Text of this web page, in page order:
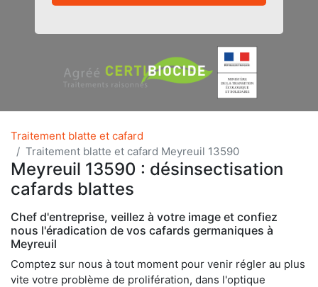
Traitement blatte et cafard
Traitement blatte et cafard Meyreuil 13590
Meyreuil 13590 : désinsectisation
cafards blattes
Chef d'entreprise, veillez à votre image et confiez
nous l'éradication de vos cafards germaniques à
Meyreuil
Comptez sur nous à tout moment pour venir régler au plus
vite votre problème de prolifération, dans l'optique